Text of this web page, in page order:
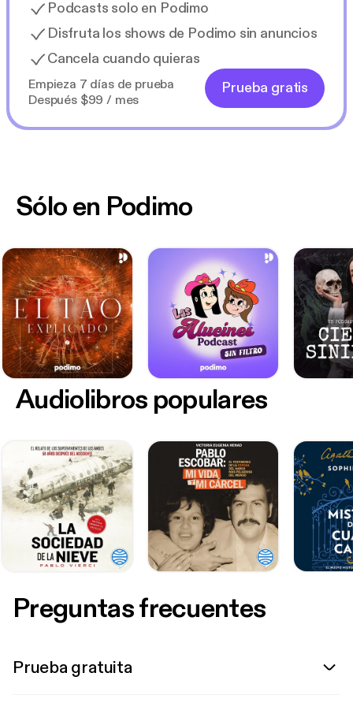
Podcasts solo en Podimo
Disfruta los shows de Podimo sin anuncios
Cancela cuando quieras
Empieza 7 días de prueba
Después $99 / mes
Prueba gratis
Sólo en Podimo
Audiolibros populares
Preguntas frecuentes
Prueba gratuita